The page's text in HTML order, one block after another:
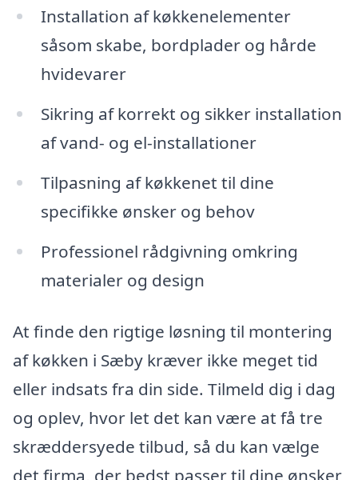
Installation af køkkenelementer
såsom skabe, bordplader og hårde
hvidevarer
Sikring af korrekt og sikker installation
af vand- og el-installationer
Tilpasning af køkkenet til dine
specifikke ønsker og behov
Professionel rådgivning omkring
materialer og design
At finde den rigtige løsning til montering
af køkken i Sæby kræver ikke meget tid
eller indsats fra din side. Tilmeld dig i dag
og oplev, hvor let det kan være at få tre
skræddersyede tilbud, så du kan vælge
det firma, der bedst passer til dine ønsker